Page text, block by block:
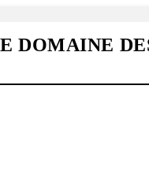
DOMAINE